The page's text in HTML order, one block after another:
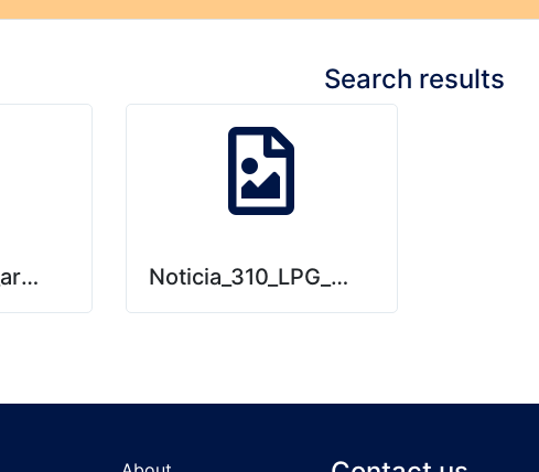
Search results
Noticia_310_LPG_69.jpg